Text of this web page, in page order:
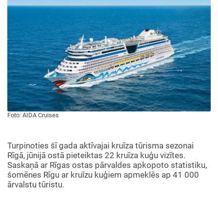
Foto: AIDA Cruises
Turpinoties šī gada aktīvajai kruīza tūrisma sezonai
Rīgā, jūnijā ostā pieteiktas 22 kruīza kuģu vizītes.
Saskaņā ar Rīgas ostas pārvaldes apkopoto statistiku,
šomēnes Rīgu ar kruīzu kuģiem apmeklēs ap 41 000
ārvalstu tūristu.